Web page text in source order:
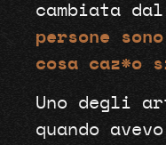
cambiata
persone
cosa caz*o
Uno degli
quando